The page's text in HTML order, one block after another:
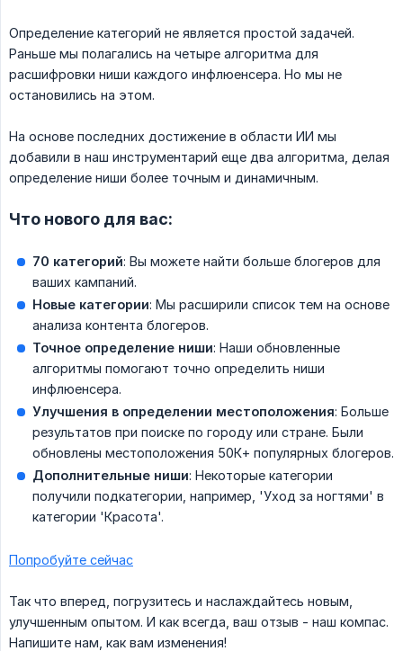
Определение категорий не является простой задачей.
Раньше мы полагались на четыре алгоритма для
расшифровки ниши каждого инфлюенсера. Но мы не
остановились на этом.
На основе последних достижение в области ИИ мы
добавили в наш инструментарий еще два алгоритма, делая
определение ниши более точным и динамичным.
Что нового для вас:
70 категорий: Вы можете найти больше блогеров для
ваших кампаний.
Новые категории: Мы расширили список тем на основе
анализа контента блогеров.
Точное определение ниши: Наши обновленные
алгоритмы помогают точно определить ниши
инфлюенсера.
Улучшения в определении местоположения: Больше
результатов при поиске по городу или стране. Были
обновлены местоположения 50К+ популярных блогеров.
Дополнительные ниши: Некоторые категории
получили подкатегории, например, 'Уход за ногтями' в
категории 'Красота'.
Попробуйте сейчас
Так что вперед, погрузитесь и наслаждайтесь новым,
улучшенным опытом. И как всегда, ваш отзыв - наш компас.
Напишите нам, как вам изменения!